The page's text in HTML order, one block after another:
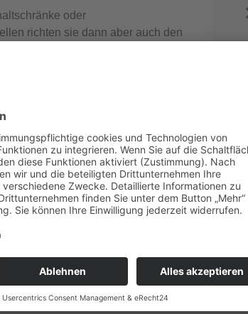
oder
richten sie dann aber auch den
ärgerlichen Kosten. Ratten
unnötige Einsätze des
verhindert
ist viel günstiger als eine große in
Feinmechanik der jeweiligen
es ein Datenkabel der Telekom